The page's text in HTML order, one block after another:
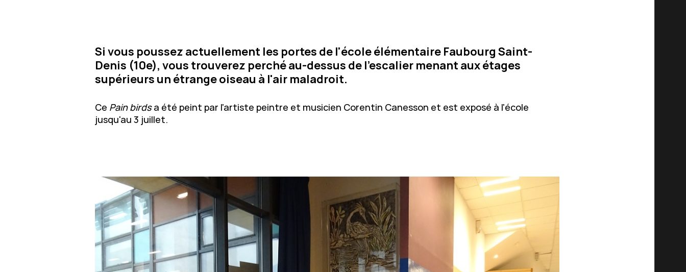
Si vous poussez actuellement les portes de l'école élémentaire Faubourg Saint-
Denis (10e), vous trouverez perché au-dessus de l'escalier menant aux étages
supérieurs un étrange oiseau à l'air maladroit.
Ce Pain birdsa été peint par l'artiste peintre et musicien Corentin Canesson et est exposé à l'école
jusqu'au 3 juillet.